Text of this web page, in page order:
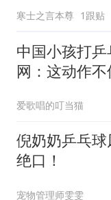
寒士之言本尊 1跟贴
中国小孩打
网：这动作不
爱歌唱的叮当猫
倪奶奶乒乓
绝口！
宠物管理师雯雯